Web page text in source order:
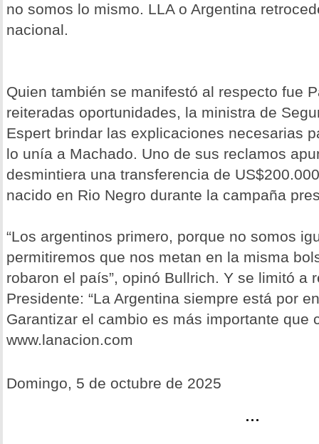
no somos lo mismo. LLA o Argentina
nacional.
Quien también se manifestó al respecto fue
reiteradas oportunidades, la ministra de
Espert brindar las explicaciones necesarias
lo unía a Machado. Uno de sus reclamos
desmintiera una transferencia de
nacido en Rio Negro durante la campaña
“Los argentinos primero, porque no somos
permitiremos que nos metan en la misma
robaron el país”, opinó Bullrich. Y se limitó a
Presidente: “La Argentina siempre está por
Garantizar el cambio es más importante que
www.lanacion.com
Domingo, 5 de octubre de 2025
...